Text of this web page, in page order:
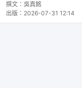
撰文： 吳真銘
出版： 2026-07-31 12:14